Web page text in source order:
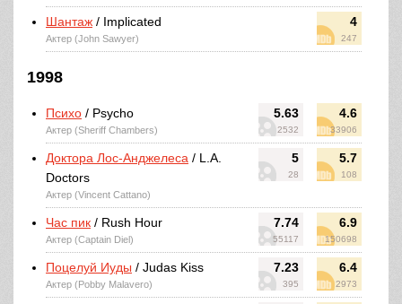
4
247
Шантаж / Implicated
Актер (John Sawyer)
1998
5.63
2532
4.6
33906
Психо / Psycho
Актер (Sheriff Chambers)
5
28
5.7
108
Доктора Лос-Анджелеса / L.A.
Doctors
Актер (Vincent Cattano)
7.74
55117
6.9
150698
Час пик / Rush Hour
Актер (Captain Diel)
7.23
395
6.4
2973
Поцелуй Иуды / Judas Kiss
Актер (Pobby Malavero)